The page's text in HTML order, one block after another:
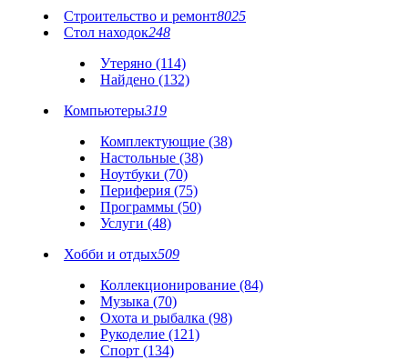
Строительство и ремонт8025
Стол находок248
Утеряно (114)
Найдено (132)
Компьютеры319
Комплектующие (38)
Настольные (38)
Ноутбуки (70)
Периферия (75)
Программы (50)
Услуги (48)
Хобби и отдых509
Коллекционирование (84)
Музыка (70)
Охота и рыбалка (98)
Рукоделие (121)
Спорт (134)